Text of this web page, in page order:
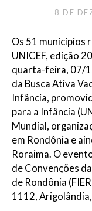
8 DE
Os 51 municípios
UNICEF, edição
quarta-feira, 07/
da Busca Ativa
Infância,
para a Infância
Mundial,
em Rondônia e
Roraima. O
de Convenções
de Rondônia
1112,